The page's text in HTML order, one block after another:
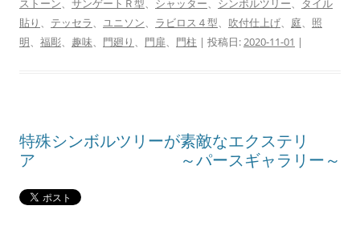
ストーン、 サンゲートＲ型、 シャッター、 シンボルツリー、
タイル
貼り 、 テッセラ、 ユニソン、 ラビロス４型、 吹付仕上げ、 庭、 照
明、 福彫、 趣味、 門廻り 、 門扉、 門柱 | 投稿日:2020-11-01 |
特殊シンボルツリーが素敵なエクステリ
ア ～パースギャラリー～